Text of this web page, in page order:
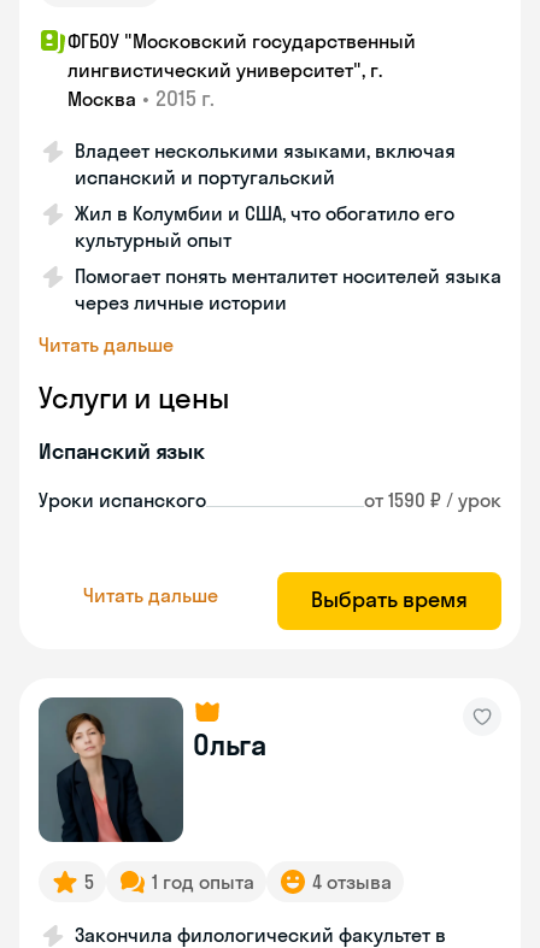
ФГБОУ "Московский государственный
лингвистический университет", г.
Москва • 2015 г.
Владеет несколькими языками, включая
испанский и португальский
Жил в Колумбии и США, что обогатило его
культурный опыт
Помогает понять менталитет носителей языка
через личные истории
Читать дальше
Услуги и цены
Испанский язык
Уроки испанского от 1590 ₽ / урок
Читать дальше Выбрать время
Ольга
5 1 год опыта 4 отзыва
Закончила филологический факультет в